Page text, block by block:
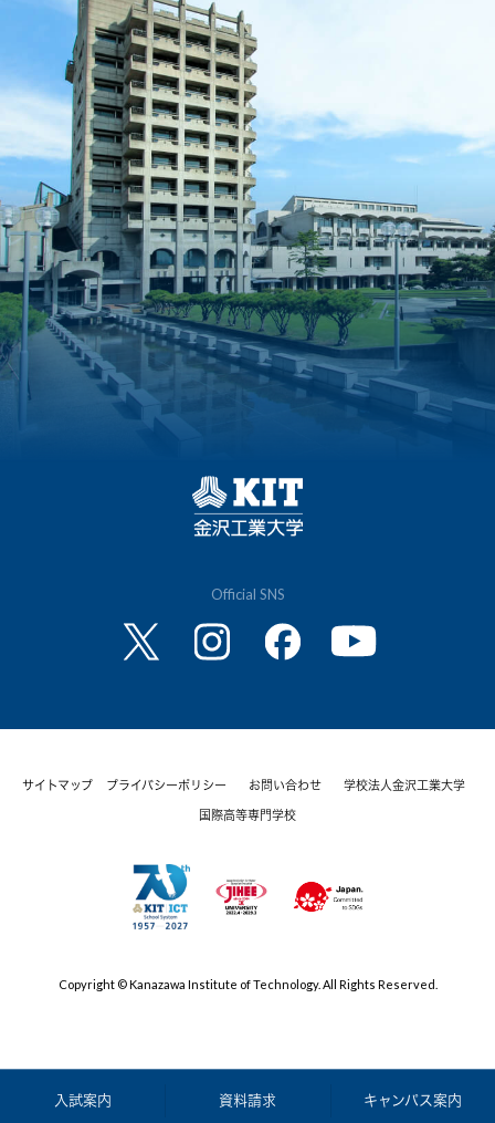
入試案内 資料請求 キャンパス案内
Official SNS
サイトマップ プライバシーポリシー お問い合わせ 学校法人金沢工業大学
国際高等専門学校
Copyright © Kanazawa Institute of Technology. All Rights Reserved.